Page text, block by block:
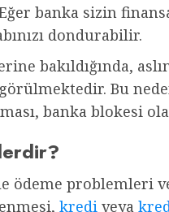
banka sizin
dondurabilir.
bakıldığında,
Bu
banka blokesi
ödeme problemleri
kredi veya